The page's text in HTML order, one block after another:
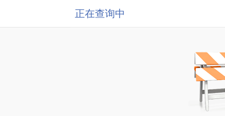
正在查询中